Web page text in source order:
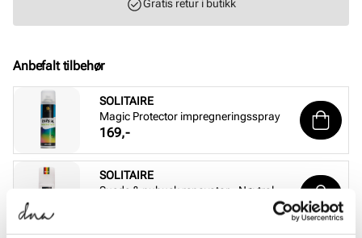
Gratis retur i butikk
Anbefalt tilbehør
SOLITAIRE
Magic Protector impregneringsspray
Pris
169,-
SOLITAIRE
Suede & nubuck renovator - Nøytral